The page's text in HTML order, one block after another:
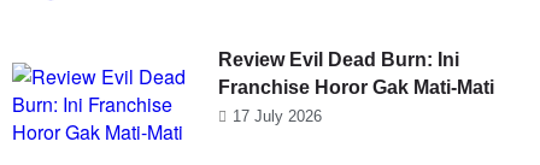
Review Evil Dead Burn: Ini
Franchise Horor Gak Mati-Mati
17 July 2026